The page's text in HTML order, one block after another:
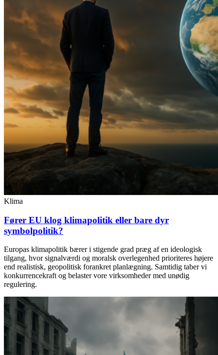
Klima
Fører EU klog klimapolitik eller bare dyr
symbolpolitik?
Europas klimapolitik bærer i stigende grad præg af en ideologisk
tilgang, hvor signalværdi og moralsk overlegenhed prioriteres højere
end realistisk, geopolitisk forankret planlægning. Samtidig taber vi
konkurrencekraft og belaster vore virksomheder med unødig
regulering.